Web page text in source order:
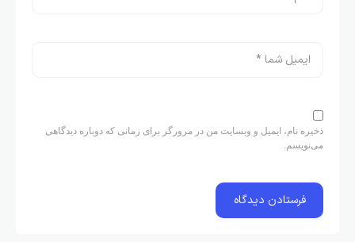
ذخیره نام، ایمیل و وبسایت من در مرورگر برای زمانی که دوباره دیدگاهی
می‌نویسم.